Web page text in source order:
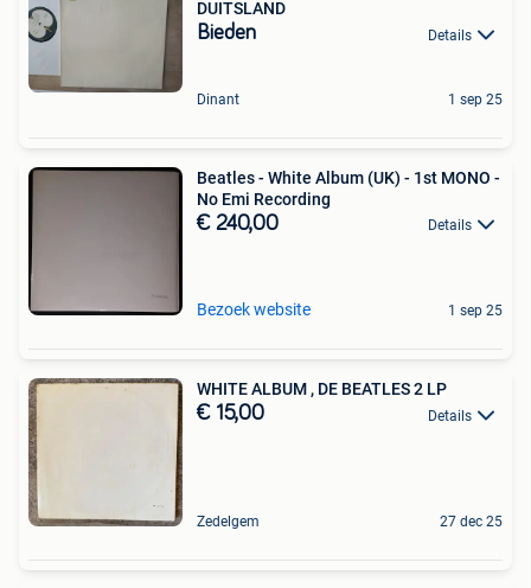
DUITSLAND
Bieden Details
Dinant 1 sep 25
Beatles - White Album (UK) - 1st MONO -
No Emi Recording
€ 240,00 Details
Bezoek website 1 sep 25
WHITE ALBUM , DE BEATLES 2 LP
€ 15,00 Details
Zedelgem 27 dec 25